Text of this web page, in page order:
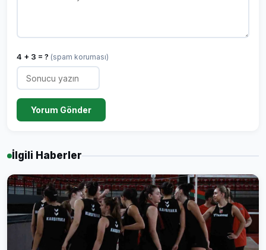
4 + 3 = ? (spam koruması)
Yorum Gönder
İlgili Haberler